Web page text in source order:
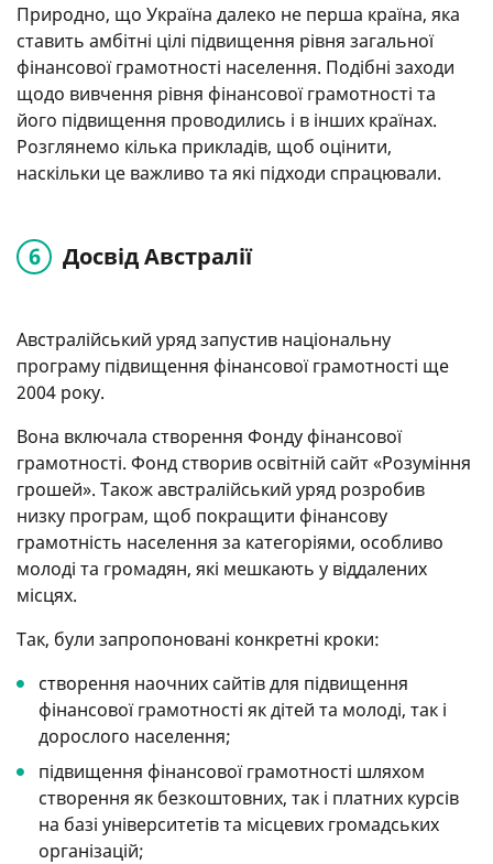
Природно, що Україна далеко не перша країна, яка
ставить амбітні цілі підвищення рівня загальної
фінансової грамотності населення. Подібні заходи
щодо вивчення рівня фінансової грамотності та
його підвищення проводились і в інших країнах.
Розглянемо кілька прикладів, щоб оцінити,
наскільки це важливо та які підходи спрацювали.
Досвід Австралії
Австралійський уряд запустив національну
програму підвищення фінансової грамотності ще
2004 року.
Вона включала створення Фонду фінансової
грамотності. Фонд створив освітній сайт «Розуміння
грошей». Також австралійський уряд розробив
низку програм, щоб покращити фінансову
грамотність населення за категоріями, особливо
молоді та громадян, які мешкають у віддалених
місцях.
Так, були запропоновані конкретні кроки:
створення наочних сайтів для підвищення
фінансової грамотності як дітей та молоді, так і
дорослого населення;
підвищення фінансової грамотності шляхом
створення як безкоштовних, так і платних курсів
на базі університетів та місцевих громадських
організацій;